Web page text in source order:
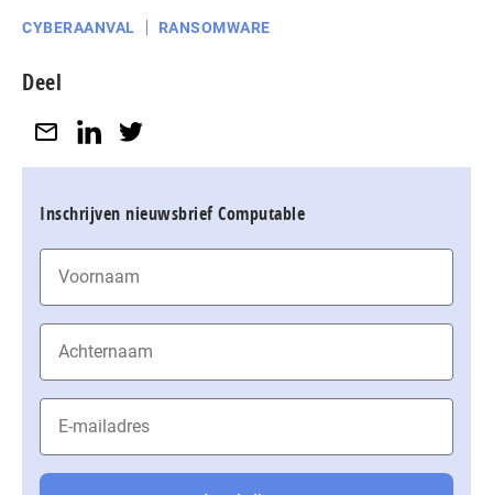
CYBERAANVAL RANSOMWARE
Deel
Inschrijven nieuwsbrief Computable